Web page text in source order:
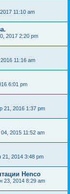
11:10 am
2017 2:20 pm
11:16 am
6:01 pm
21, 2016 1:37 pm
04, 2015 11:52 am
21, 2014 3:48 pm
Henco
23, 2014 8:29 am